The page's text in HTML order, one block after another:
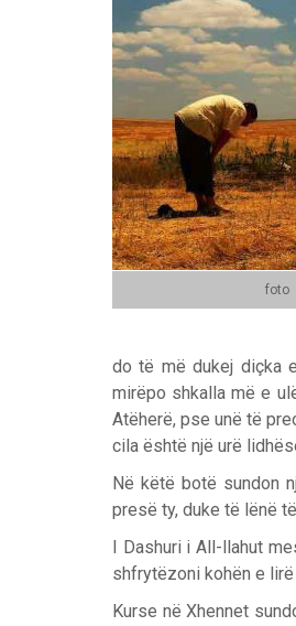
foto
do të më dukej diçka
mirëpo shkalla më e
Atëherë, pse unë të
cila është një urë
Në këtë botë sundon
presë ty, duke të lënë
I Dashuri i All-llahut
shfrytëzoni kohën e
Kurse në Xhennet
Prev
Next